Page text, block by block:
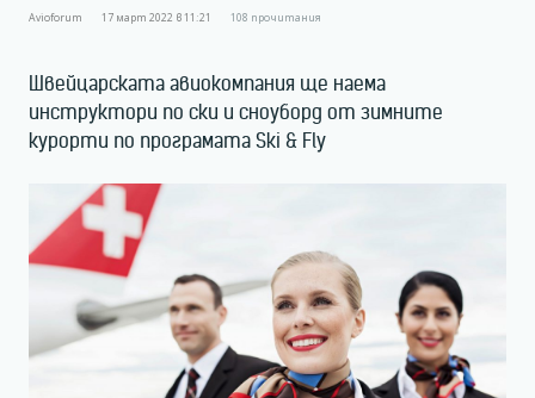
Avioforum 17 март 2022 в 11:21 108 прочитания
Швейцарската авиокомпания ще наема
инструктори по ски и сноуборд от зимните
курорти по програмата Ski & Fly